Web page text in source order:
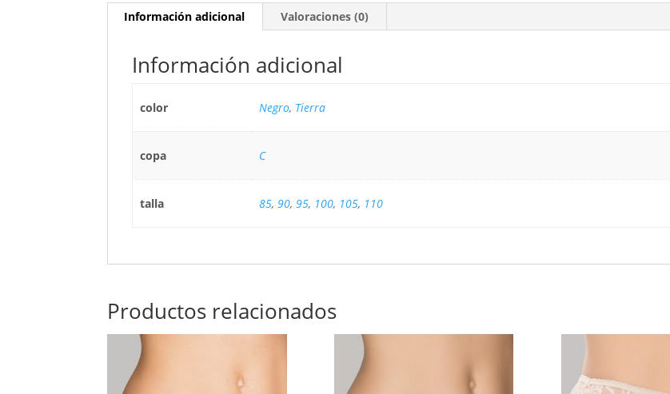
Información adicional Valoraciones (0)
Información adicional
color Negro, Tierra
copa C
talla 85, 90, 95, 100, 105, 110
Productos relacionados